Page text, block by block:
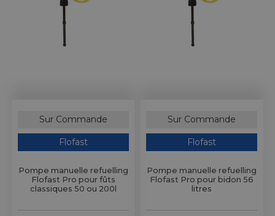
Sur Commande
Flofast
Pompe manuelle refuelling
Flofast Pro pour fûts
classiques 50 ou 200l
Sur Commande
Flofast
Pompe manuelle refuelling
Flofast Pro pour bidon 56
litres